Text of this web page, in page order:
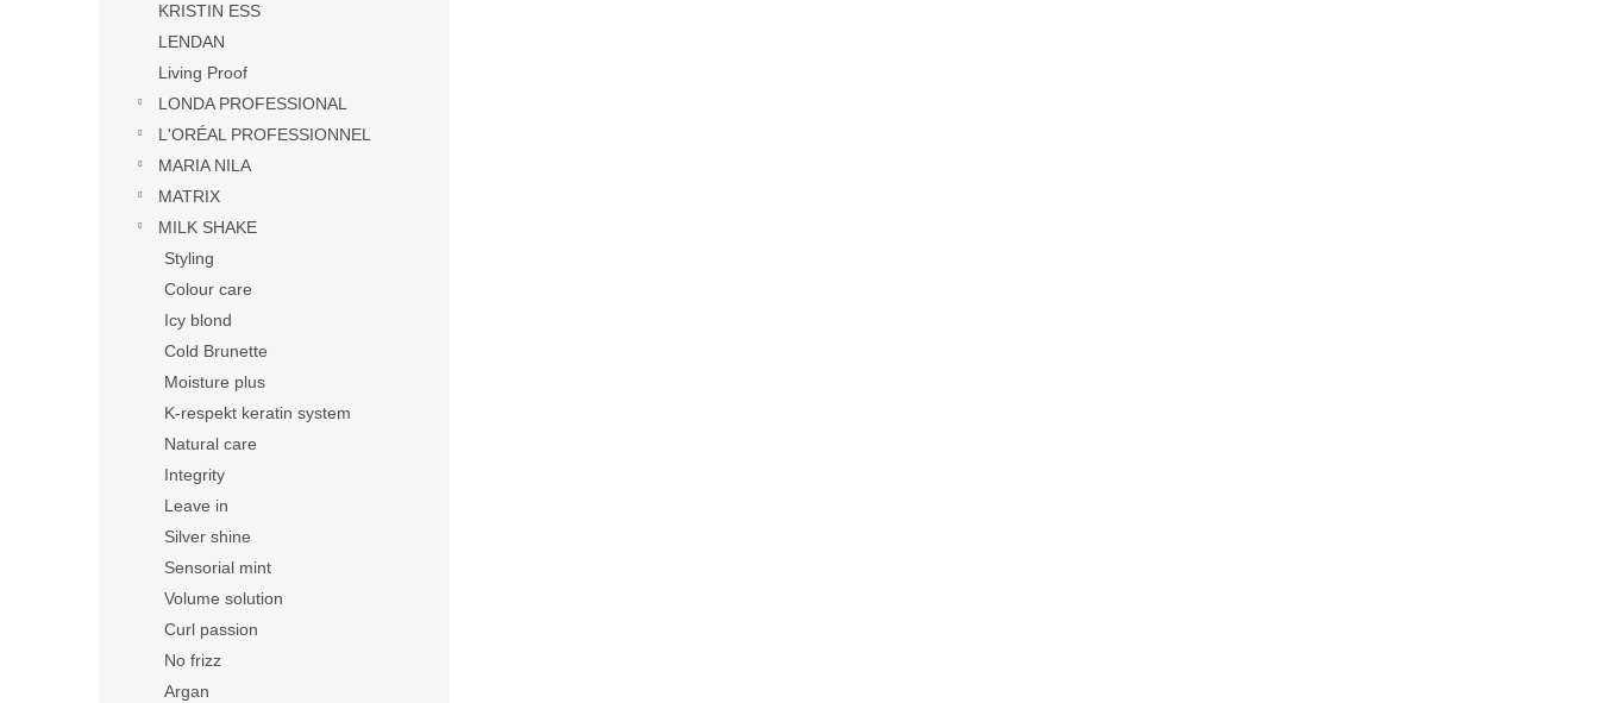
KRISTIN ESS
LENDAN
Living Proof
LONDA PROFESSIONAL
L'ORÉAL PROFESSIONNEL
MARIA NILA
MATRIX
MILK SHAKE
Styling
Colour care
Icy blond
Cold Brunette
Moisture plus
K-respekt keratin system
Natural care
Integrity
Leave in
Silver shine
Sensorial mint
Volume solution
Curl passion
No frizz
Argan